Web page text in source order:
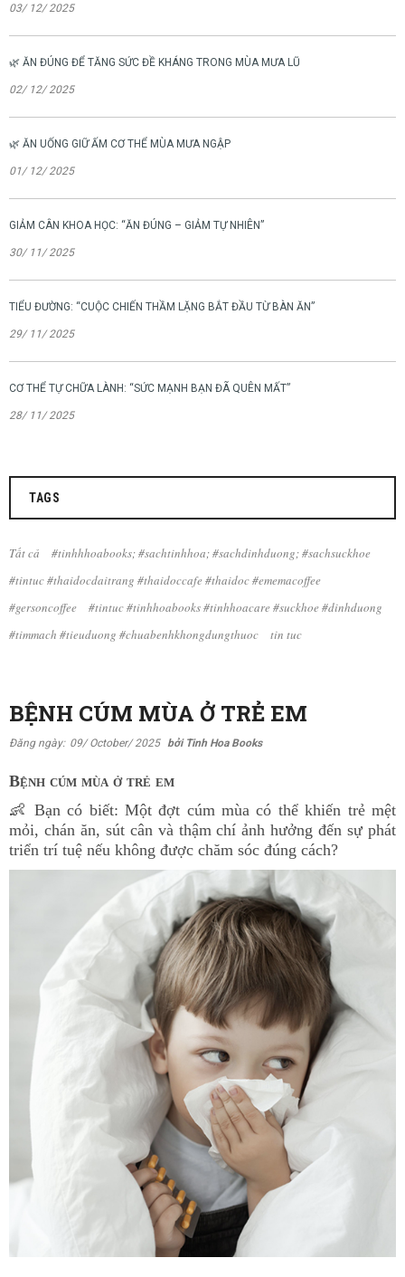
03/ 12/ 2025
🌿 ĂN ĐÚNG ĐỂ TĂNG SỨC ĐỀ KHÁNG TRONG MÙA MƯA LŨ
02/ 12/ 2025
🌿 ĂN UỐNG GIỮ ẤM CƠ THỂ MÙA MƯA NGẬP
01/ 12/ 2025
GIẢM CÂN KHOA HỌC: “ĂN ĐÚNG – GIẢM TỰ NHIÊN”
30/ 11/ 2025
TIỂU ĐƯỜNG: “CUỘC CHIẾN THẦM LẶNG BẮT ĐẦU TỪ BÀN ĂN”
29/ 11/ 2025
CƠ THỂ TỰ CHỮA LÀNH: “SỨC MẠNH BẠN ĐÃ QUÊN MẤT”
28/ 11/ 2025
TAGS
Tất cả
#tinhhhoabooks; #sachtinhhoa; #sachdinhduong; #sachsuckhoe
#tintuc #thaidocdaitrang #thaidoccafe #thaidoc #ememacoffee
#gersoncoffee
#tintuc #tinhhoabooks #tinhhoacare #suckhoe #dinhduong
#timmach #tieuduong #chuabenhkhongdungthuoc
tin tuc
BỆNH CÚM MÙA Ở TRẺ EM
Đăng ngày: 09/ October/ 2025 bởi Tinh Hoa Books
Bệnh cúm mùa ở trẻ em
👶 Bạn có biết: Một đợt cúm mùa có thể khiến trẻ mệt
mỏi, chán ăn, sút cân và thậm chí ảnh hưởng đến sự phát
triển trí tuệ nếu không được chăm sóc đúng cách?